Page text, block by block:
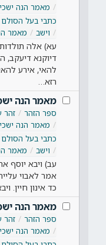
מאמר הנה
כתבי בעל הסולם
וישב
מאמר
עא) אלה
דיוקנא דיעקב,
להאי, אירע
רזא…
מאמר הנה
ספר הזהר זהר
מאמר הנה
כתבי בעל הסולם
וישב
מאמר
עב) ויבא יוסף
אמר לאבוי
כד אינון חיין.
מאמר הנה
ספר הזהר זהר
מאמר הנה